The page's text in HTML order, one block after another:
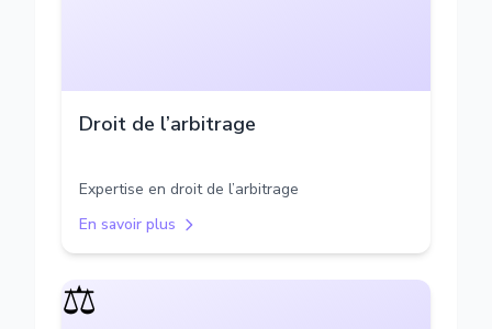
Droit de l’arbitrage
Expertise en droit de l’arbitrage
En savoir plus
⚖️